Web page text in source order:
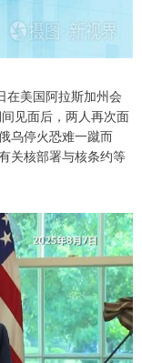
在美国阿拉斯加州会
见面后，两人再次面
乌停火恐难一蹴而
关核部署与核条约等